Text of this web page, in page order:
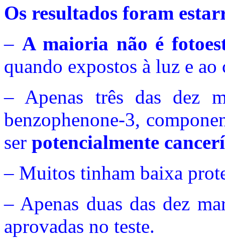
Os resultados foram
– A maioria não é
quando expostos à luz e
– Apenas três das dez
benzophenone-3,
ser potencialmente
– Muitos tinham baixa
– Apenas duas das dez
aprovadas no teste.